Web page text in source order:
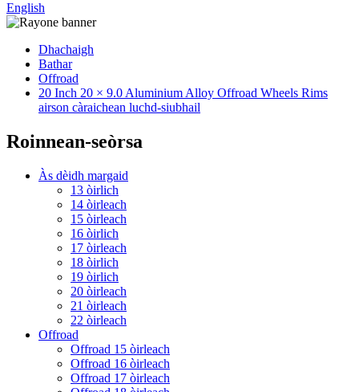
English
Dhachaigh
Bathar
Offroad
20 Inch 20 × 9.0 Aluminium Alloy Offroad Wheels Rims
airson càraichean luchd-siubhail
Roinnean-seòrsa
Às dèidh margaid
13 òirlich
14 òirleach
15 òirleach
16 òirlich
17 òirleach
18 òirlich
19 òirlich
20 òirleach
21 òirleach
22 òirleach
Offroad
Offroad 15 òirleach
Offroad 16 òirleach
Offroad 17 òirleach